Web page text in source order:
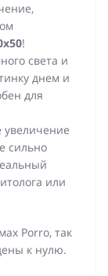
!
света и
днем и
для
сильно
или
Porro, так
к нулю.